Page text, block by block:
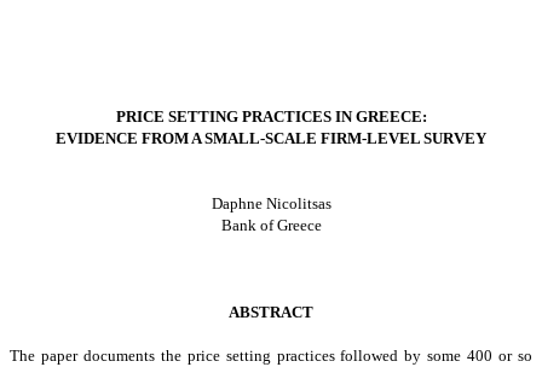
PRICE SETTING PRACTICES IN GREECE:
EVIDENCE FROM A SMALL-SCALE FIRM-LEVEL SURVEY
Daphne Nicolitsas
Bank of Greece
ABSTRACT
The paper documents the price setting practices followed by some 400 or so